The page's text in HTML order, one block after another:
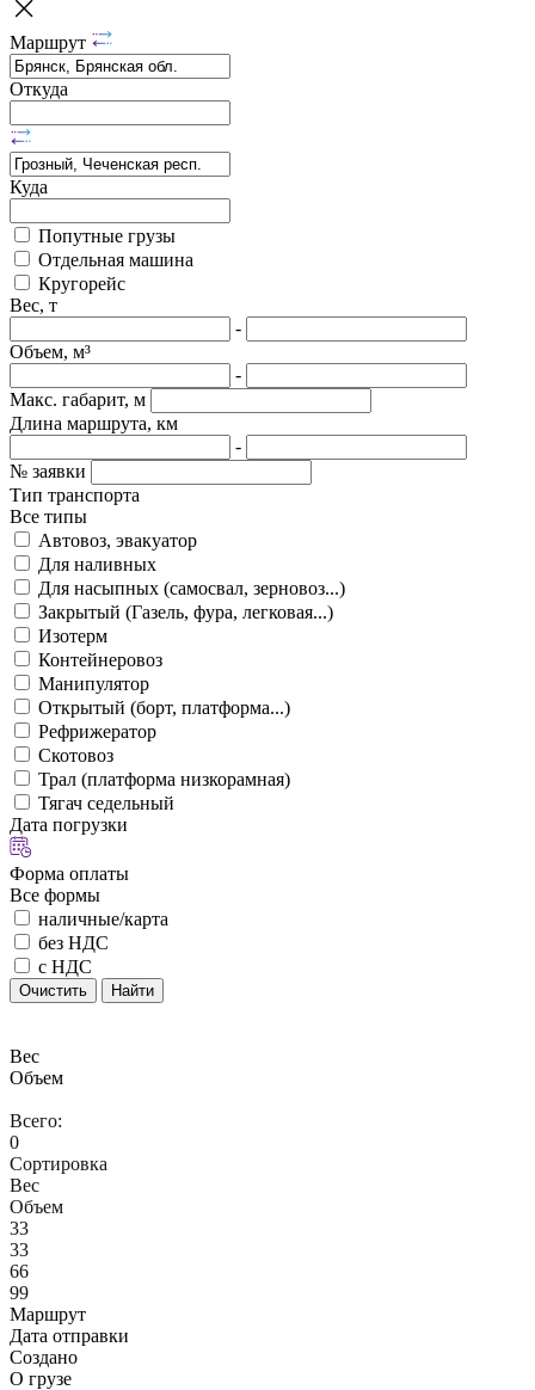
Маршрут
Откуда
Куда
Попутные грузы
Отдельная машина
Кругорейс
Вес, т
-
Объем, м³
-
Макс. габарит, м
Длина маршрута, км
-
№ заявки
Тип транспорта
Все типы
Автовоз, эвакуатор
Для наливных
Для насыпных (самосвал, зерновоз...)
Закрытый (Газель, фура, легковая...)
Изотерм
Контейнеровоз
Манипулятор
Открытый (борт, платформа...)
Рефрижератор
Скотовоз
Трал (платформа низкорамная)
Тягач седельный
Дата погрузки
Форма оплаты
Все формы
наличные/карта
без НДС
с НДС
Очистить Найти
Вес
Объем
Всего:
0
Сортировка
Вес
Объем
33
33
66
99
Маршрут
Дата отправки
Создано
О грузе